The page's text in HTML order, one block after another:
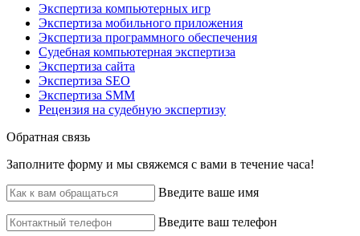
Экспертиза компьютерных игр
Экспертиза мобильного приложения
Экспертиза программного обеспечения
Судебная компьютерная экспертиза
Экспертиза сайта
Экспертиза SEO
Экспертиза SMM
Рецензия на судебную экспертизу
Обратная связь
Заполните форму и мы свяжемся с вами в течение часа!
Введите ваше имя
Введите ваш телефон